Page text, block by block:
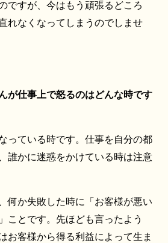
ですが、今はもう頑張るどころ
れなくなってしまうのでしませ
仕事上で怒るのはどんな時です
っている時です。仕事を自分の都
誰かに迷惑をかけている時は注意
何か失敗した時に「お客様が悪い
ことです。先ほども言ったよう
お客様から得る利益によって生ま